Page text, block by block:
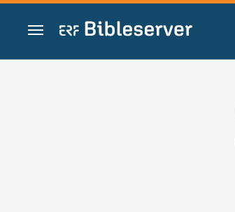
Zum Inhalt springen